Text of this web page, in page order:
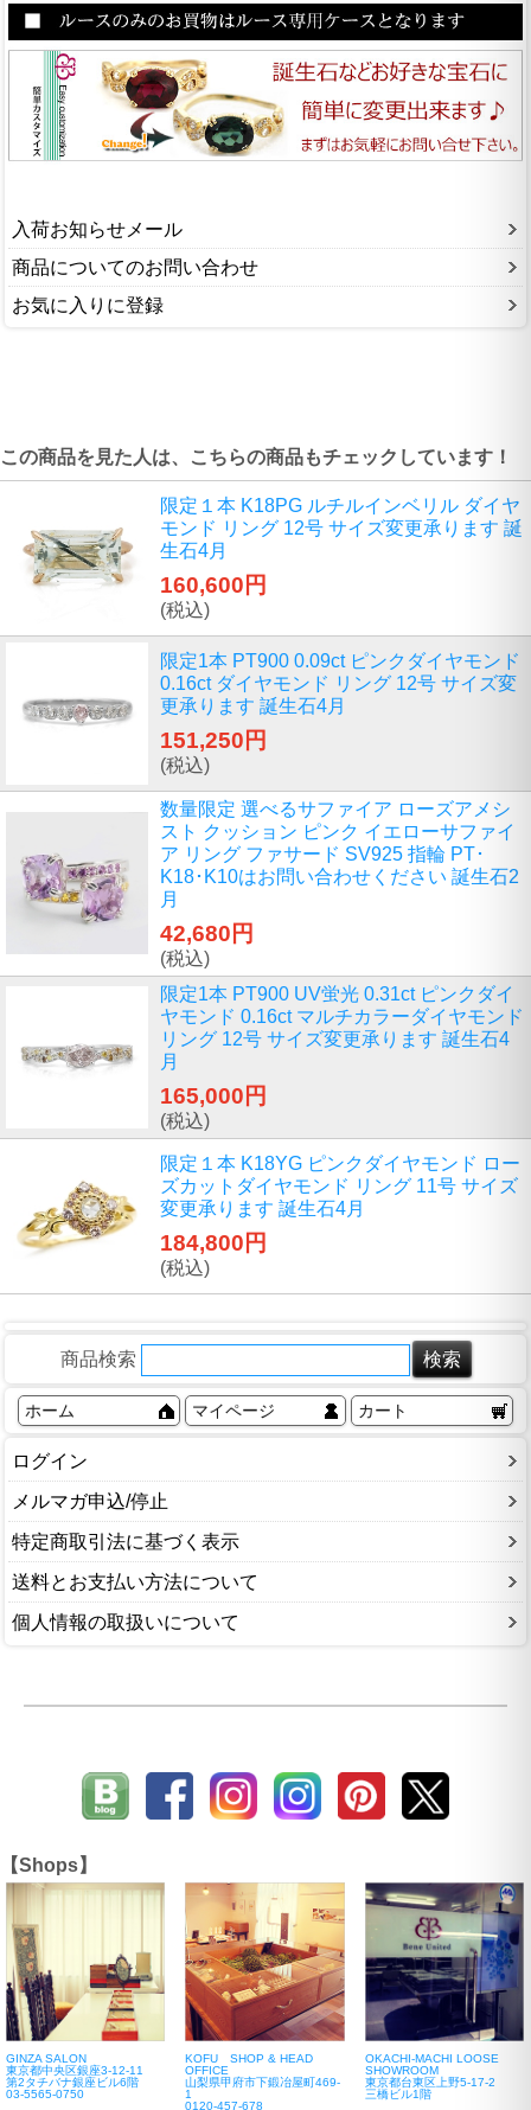
入荷お知らせメール
商品についてのお問い合わせ
お気に入りに登録
この商品を見た人は、こちらの商品もチェックしています！
限定１本 K18PG ルチルインベリル ダイヤ
モンド リング 12号 サイズ変更承ります 誕
生石4月
160,600円
(税込)
限定1本 PT900 0.09ct ピンクダイヤモンド
0.16ct ダイヤモンド リング 12号 サイズ変
更承ります 誕生石4月
151,250円
(税込)
数量限定 選べるサファイア ローズアメシ
スト クッション ピンク イエローサファイ
ア リング ファサード SV925 指輪 PT･
K18･K10はお問い合わせください 誕生石2
月
42,680円
(税込)
限定1本 PT900 UV蛍光 0.31ct ピンクダイ
ヤモンド 0.16ct マルチカラーダイヤモンド
リング 12号 サイズ変更承ります 誕生石4
月
165,000円
(税込)
限定１本 K18YG ピンクダイヤモンド ロー
ズカットダイヤモンド リング 11号 サイズ
変更承ります 誕生石4月
184,800円
(税込)
商品検索
ホーム マイページ カート
ログイン
メルマガ申込/停止
特定商取引法に基づく表示
送料とお支払い方法について
個人情報の取扱いについて
【Shops】
GINZA SALON
東京都中央区銀座3-12-11
第2タチバナ銀座ビル6階
03-5565-0750
KOFU SHOP & HEAD
OFFICE
山梨県甲府市下鍛冶屋町469-
1
0120-457-678
OKACHI-MACHI LOOSE
SHOWROOM
東京都台東区上野5-17-2
三橋ビル1階